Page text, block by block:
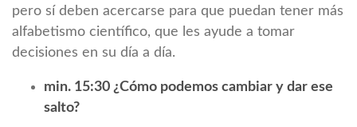
pero sí deben acercarse para que puedan tener más
alfabetismo científico, que les ayude a tomar
decisiones en su día a día.
min. 15:30 ¿Cómo podemos cambiar y dar ese
salto?